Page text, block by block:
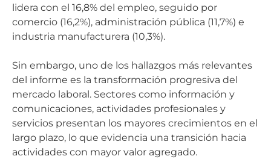
lidera con el 16,8% del empleo, seguido por
comercio (16,2%), administración pública (11,7%) e
industria manufacturera (10,3%).
Sin embargo, uno de los hallazgos más relevantes
del informe es la transformación progresiva del
mercado laboral. Sectores como información y
comunicaciones, actividades profesionales y
servicios presentan los mayores crecimientos en el
largo plazo, lo que evidencia una transición hacia
actividades con mayor valor agregado.